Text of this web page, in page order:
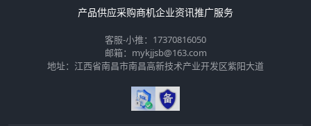
产品供应采购商机企业资讯推广服务
客服-小推：17370816050
邮箱：mykjjsb@163.com
地址：江西省南昌市南昌高新技术产业开发区紫阳大道